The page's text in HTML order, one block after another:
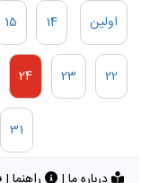
اولین 14
15
22
23
24
31